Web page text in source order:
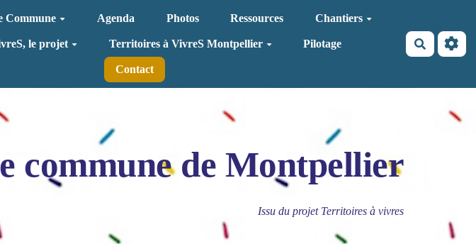
Commune Agenda Photos Ressources Chantiers
le projet Territoires à VivreS Montpellier Pilotage
Contact
commune de Montpellier
Issu du projet Territoires à vivres